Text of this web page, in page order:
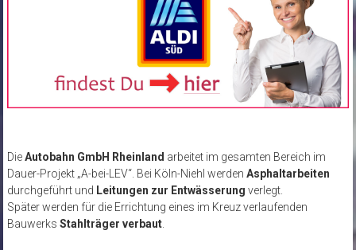
DieAutobahn GmbH Rheinland arbeitet im gesamten Bereich im
Dauer-Projekt „A-bei-LEV“. Bei Köln-Niehl werden Asphaltarbeiten
durchgeführt und Leitungen zur Entwässerung verlegt.
Später werden für die Errichtung eines im Kreuz verlaufenden
Bauwerks Stahlträger verbaut.